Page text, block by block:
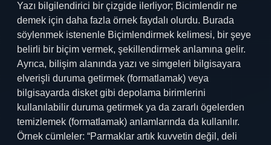
Yazı bilgilendirici bir çizgide ilerliyor; Bicimlendir ne
demek için daha fazla örnek faydalı olurdu. Burada
söylenmek istenenle Biçimlendirmek kelimesi, bir şeye
belirli bir biçim vermek, şekillendirmek anlamına gelir.
Ayrıca, bilişim alanında yazı ve simgeleri bilgisayara
elverişli duruma getirmek (formatlamak) veya
bilgisayarda disket gibi depolama birimlerini
kullanılabilir duruma getirmek ya da zararlı ögelerden
temizlemek (formatlamak) anlamlarında da kullanılır.
Örnek cümleler: “Parmaklar artık kuvvetin değil, deli